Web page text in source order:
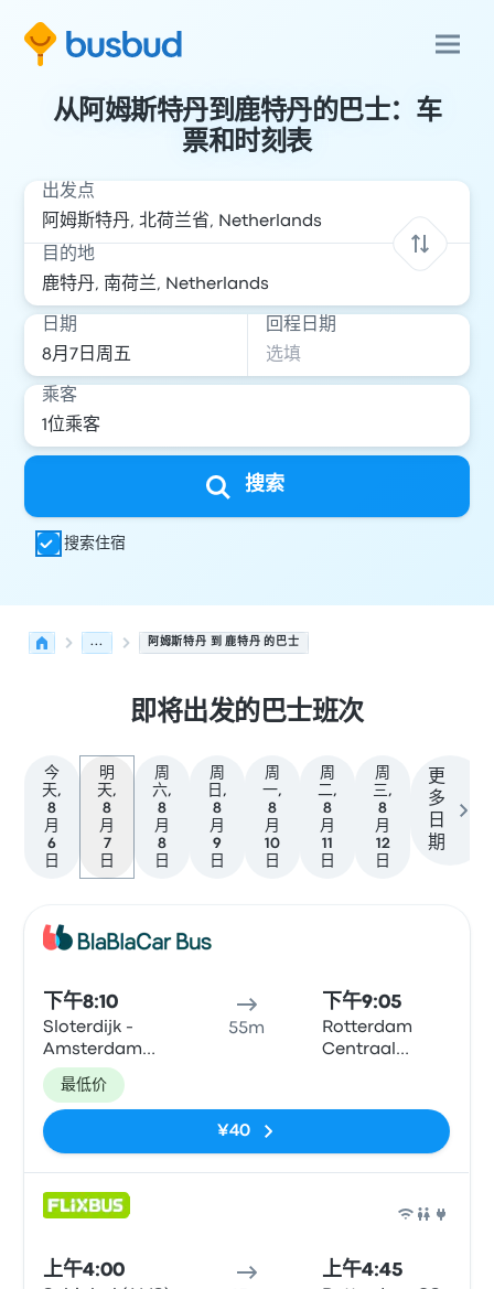
从阿姆斯特丹到鹿特丹的巴士：车
票和时刻表
出发点
目的地
日期 回程日期
乘客
搜索
搜索住宿
... 阿姆斯特丹 到 鹿特丹 的巴士
即将出发的巴士班次
今
天,
8
月
6
日
明
天,
8
月
7
日
周
六,
8
月
8
日
周
日,
8
月
9
日
周
一,
8
月
10
日
周
二,
8
月
11
日
周
三,
8
月
12
日
更
多
日
期
下午8:10
Sloterdijk -
Amsterdam
City Center
55m
下午9:05
Rotterdam
Centraal
最低价
¥40
上午4:00 上午4:45